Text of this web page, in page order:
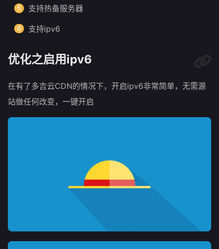
支持热备服务器
支持ipv6
优化之启用ipv6
在有了多吉云CDN的情况下，开启ipv6非常简单，无需源
站做任何改变，一键开启